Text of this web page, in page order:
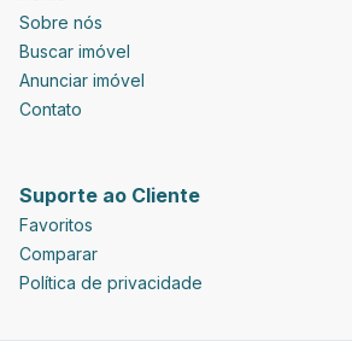
Sobre nós
Buscar imóvel
Anunciar imóvel
Contato
Suporte ao Cliente
Favoritos
Comparar
Política de privacidade